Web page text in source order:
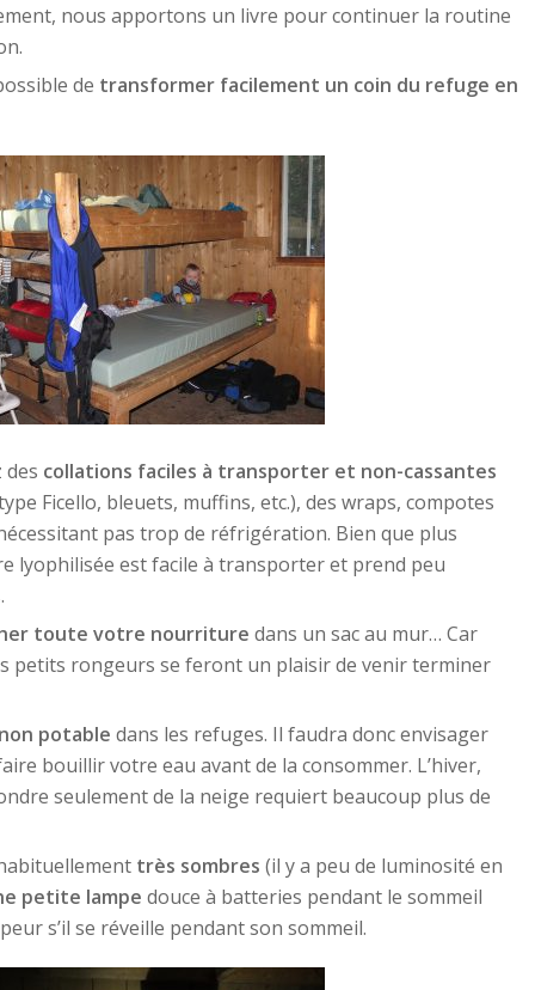
nous apportons un livre pour continuer la routine
de transformer facilement un coin du refuge en
des collations faciles à transporter et non-cassantes
Ficello, bleuets, muffins, etc.), des wraps, compotes
pas trop de réfrigération. Bien que plus
lyophilisée est facile à transporter et prend peu
toute votre nourriture dans un sac au mur… Car
petits rongeurs se feront un plaisir de venir terminer
potable dans les refuges. Il faudra donc envisager
bouillir votre eau avant de la consommer. L’hiver,
seulement de la neige requiert beaucoup plus de
très sombres (il y a peu de luminosité en
petite lampe douce à batteries pendant le sommeil
s’il se réveille pendant son sommeil.